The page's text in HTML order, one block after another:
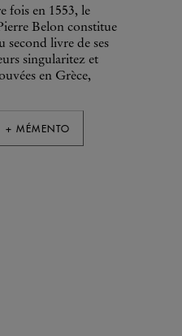
fois en 1553, le
Belon constitue
second livre de ses
singularitez et
en Grèce,
+ MÉMENTO